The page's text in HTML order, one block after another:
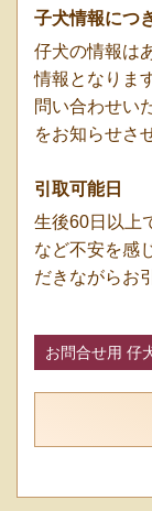
子犬情報につ
仔犬の情報は
情報となりま
問い合わせい
をお知らせさ
引取可能日
生後60日以上
など不安を感
だきながらお
お問合せ用 仔